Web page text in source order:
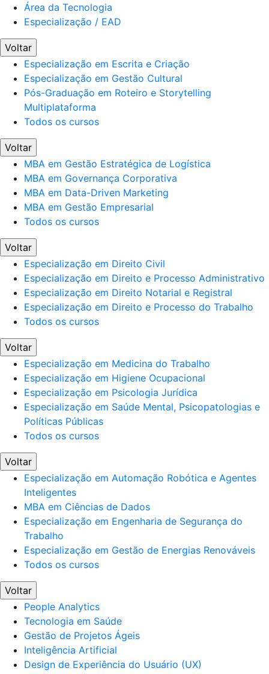
Área da Tecnologia
Especialização / EAD
Voltar
Especialização em Escrita e Criação
Especialização em Gestão Cultural
Pós-Graduação em Roteiro e Storytelling
Multiplataforma
Todos os cursos
Voltar
MBA em Gestão Estratégica de Logística
MBA em Governança Corporativa
MBA em Data-Driven Marketing
MBA em Gestão Empresarial
Todos os cursos
Voltar
Especialização em Direito Civil
Especialização em Direito e Processo Administrativo
Especialização em Direito Notarial e Registral
Especialização em Direito e Processo do Trabalho
Todos os cursos
Voltar
Especialização em Medicina do Trabalho
Especialização em Higiene Ocupacional
Especialização em Psicologia Jurídica
Especialização em Saúde Mental, Psicopatologias e
Políticas Públicas
Todos os cursos
Voltar
Especialização em Automação Robótica e Agentes
Inteligentes
MBA em Ciências de Dados
Especialização em Engenharia de Segurança do
Trabalho
Especialização em Gestão de Energias Renováveis
Todos os cursos
Voltar
People Analytics
Tecnologia em Saúde
Gestão de Projetos Ágeis
Inteligência Artificial
Design de Experiência do Usuário (UX)